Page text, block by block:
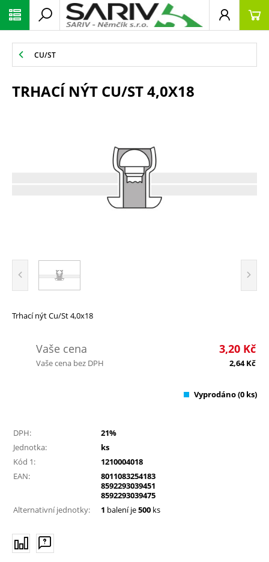
CU/ST
TRHACÍ NÝT CU/ST 4,0X18
Trhací nýt Cu/St 4,0x18
Vaše cena 3,20 Kč
Vaše cena bez DPH 2,64Kč
Vyprodáno(0 ks)
DPH:
21%
Jednotka:
ks
Kód 1:
1210004018
EAN:
8011083254183
8592293039451
8592293039475
Alternativní jednotky:
1 balení je500 ks